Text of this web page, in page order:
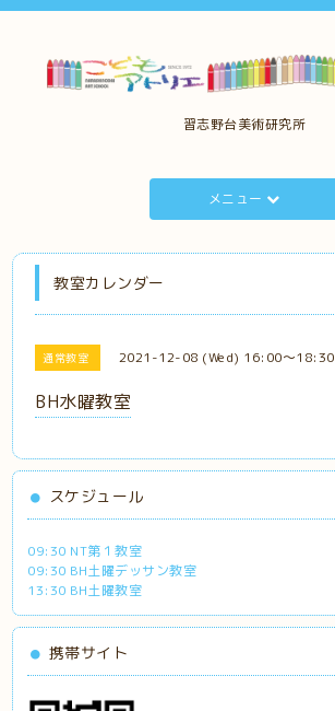
習志野台美術研究所
メニュー
教室カレンダー
通常教室 2021-12-08 (Wed) 16:00～18:30
BH水曜教室
スケジュール
09:30 NT第１教室
09:30 BH土曜デッサン教室
13:30 BH土曜教室
携帯サイト